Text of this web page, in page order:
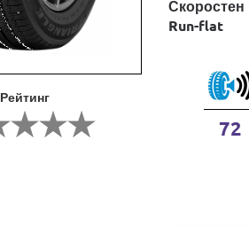
Рейтинг
Скоростен
Run-flat
72